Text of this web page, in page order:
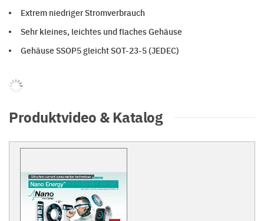
Extrem niedriger Stromverbrauch
Sehr kleines, leichtes und flaches Gehäuse
Gehäuse SSOP5 gleicht SOT-23-5 (JEDEC)
Produktvideo & Katalog